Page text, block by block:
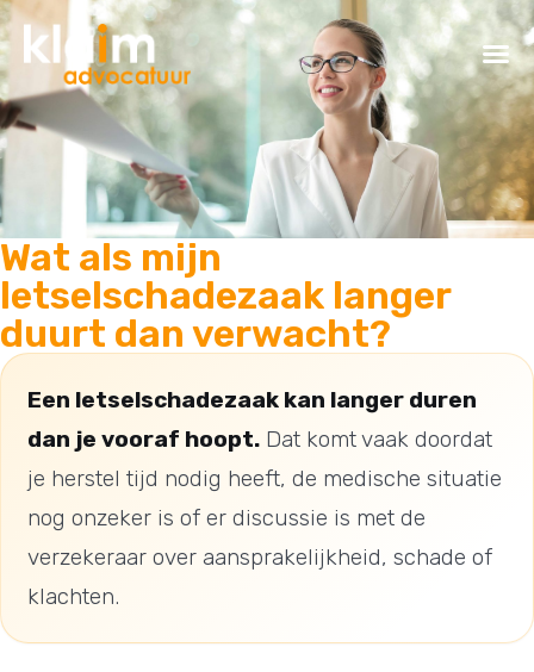
Wat als mijn
letselschadezaak langer
duurt dan verwacht?
Een letselschadezaak kan langer duren
dan je vooraf hoopt. Dat komt vaak doordat
je herstel tijd nodig heeft, de medische situatie
nog onzeker is of er discussie is met de
verzekeraar over aansprakelijkheid, schade of
klachten.